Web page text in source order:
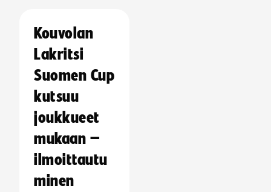
Kouvolan
Lakritsi
Suomen Cup
kutsuu
joukkueet
mukaan –
ilmoittautu
minen